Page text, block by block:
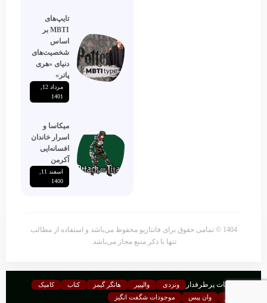
تایپ‌های
MBTI بر
اساس
شخصیت‌های
دنیای «هری
پاتر»
1401
میکاسا و
اسرار خاندان
افسانه‌ایی
آکرمن
1400
1404 © تمامی حقوق برای فانتازیو محفوظ می‌باشد و استفاده از مطالب
تنها با ذکر منبع مجاز می‌باشد.
موضوعات پرطرفدار ونزدی والپیپر هانگر گیمز کتاب
کامیک
وان پیس موجودات شگفت انگیز